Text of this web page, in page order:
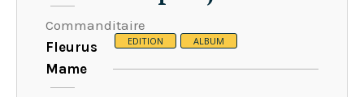
Commanditaire
Fleurus
Mame
EDITION ALBUM